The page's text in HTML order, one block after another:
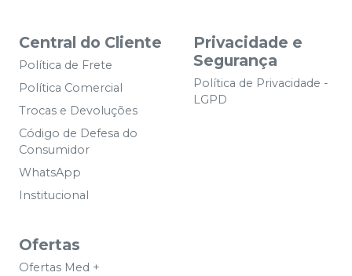
Central do Cliente
Política de Frete
Política Comercial
Trocas e Devoluções
Código de Defesa do
Consumidor
WhatsApp
Institucional
Privacidade e
Segurança
Política de Privacidade -
LGPD
Ofertas
Ofertas Med +